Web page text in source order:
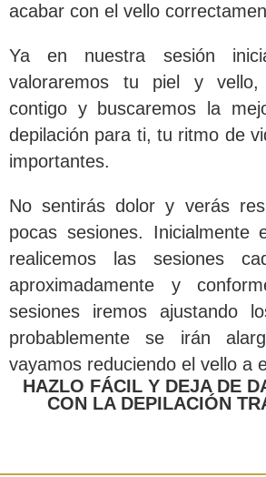
acabar con el vello
Ya en nuestra sesión
valoraremos tu piel y vello,
contigo y buscaremos la
depilación para ti, tu ritmo de
importantes.
No sentirás dolor y verás
pocas sesiones. Inicialmente
realicemos las sesiones
aproximadamente y
sesiones iremos ajustando
probablemente se irán
vayamos reduciendo el vello a
HAZLO FÁCIL Y DEJA DE
CON LA DEPILACIÓN